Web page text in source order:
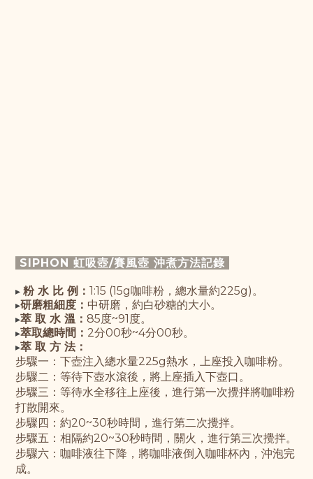
SIPHON 虹吸壺/賽風壺 沖煮方法記錄
▸ 粉 水 比 例： 1:15 (15g咖啡粉，總水量約225g)。
▸研磨粗細度： 中研磨，約白砂糖的大小。
▸萃 取 水 溫： 85度~91度。
▸萃取總時間： 2分00秒~4分00秒。
▸萃 取 方 法：
步驟一： 下壺注入總水量225g熱水，上座投入咖啡粉。
步驟二： 等待下壺水滾後，將上座插入下壺口。
步驟三： 等待水全移往上座後，進行第一次攪拌將咖啡粉
打散開來。
步驟四： 約20~30秒時間，進行第二次攪拌。
步驟五：相隔約20~30秒時間，關火，進行第三次攪拌。
步驟六：咖啡液往下降，將咖啡液倒入咖啡杯內，沖泡完
成。